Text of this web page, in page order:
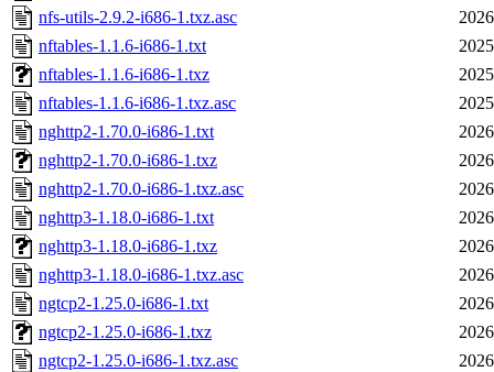
nfs-utils-2.9.2-i686-1.txz.asc
nftables-1.1.6-i686-1.txt
nftables-1.1.6-i686-1.txz
nftables-1.1.6-i686-1.txz.asc
nghttp2-1.70.0-i686-1.txt
nghttp2-1.70.0-i686-1.txz
nghttp2-1.70.0-i686-1.txz.asc
nghttp3-1.18.0-i686-1.txt
nghttp3-1.18.0-i686-1.txz
nghttp3-1.18.0-i686-1.txz.asc
ngtcp2-1.25.0-i686-1.txt
ngtcp2-1.25.0-i686-1.txz
ngtcp2-1.25.0-i686-1.txz.asc